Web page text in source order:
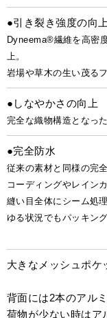
●引き裂き強度の向
Dyneema®繊維を高密
上。
岩場や草木の生い茂る
●しなやかさの向上
完全な織物構造となっ
●完全防水
従来の素材と同様の完
コーディングやレイン
縫い目全体にシーム処
ゆる状況でもパッキン
大きなメッシュポケ
背面には2本のアル
荷物が少ない時はア